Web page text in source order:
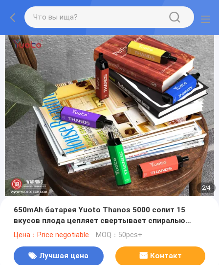
2/4
650mAh батарея Yuoto Thanos 5000 сопит 15
вкусов плода цепляет свертывает спиралью
перезаряжаемые
Цена：Price negotiable MOQ：50pcs+
Лучшая цена Контакт